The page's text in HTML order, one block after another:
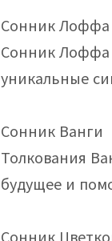
Сонник Лоффа
Сонник Лоффа
уникальные
Сонник Ванги
Толкования
будущее и
Сонник